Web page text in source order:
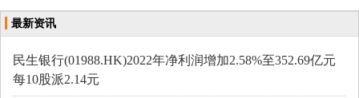
最新资讯
民生银行(01988.HK)2022年净利润增加2.58%至352.69亿元
每10股派2.14元